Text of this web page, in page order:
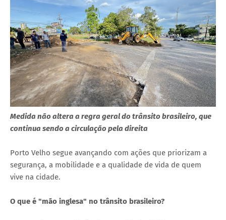
Medida não altera a regra geral do trânsito brasileiro, que
continua sendo a circulação pela direita
Porto Velho segue avançando com ações que priorizam a
segurança, a mobilidade e a qualidade de vida de quem
vive na cidade.
O que é "mão inglesa" no trânsito brasileiro?